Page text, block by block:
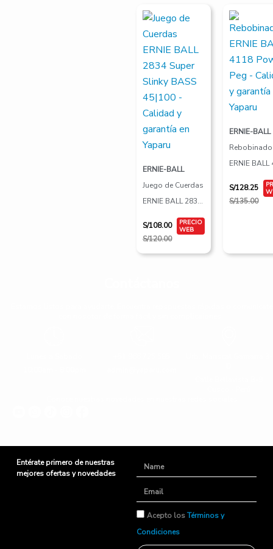
ERNIE-BALL
Juego de Cuerdas
ERNIE BALL 2834
Super Slinky BASS
S/120.00
precio
original
era:
S/120.00.
S/108.00
precio
es:
S/108.00.
ERNIE-BALL
ERNIE BALL
Power Peg
S/135.00
precio
original
S/135.00.
S/128.25
precio
actual
S/128.25.
Entérate primero de nuestras
mejores ofertas y novedades
Name
Email
TyCAcepto losTérminos y
Condiciones